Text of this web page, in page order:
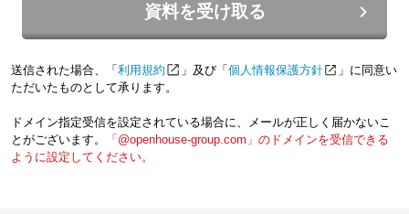
資料を受け取る
送信された場合、「利用規約 」及び「個人情報保護方針
」に同意い
ただいたものとして承ります。
ドメイン指定受信を設定されている場合に、メールが正しく届かないこ
とがございます。
「@openhouse-group.com」のドメインを受信できる
ように設定してください。